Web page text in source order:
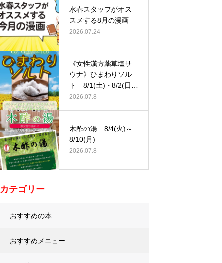
水春スタッフがオス
スメする8月の漫画
2026.07.24
《女性漢方薬草塩サ
ウナ》ひまわりソル
ト 8/1(土)・8/2(日)
…
2026.07.8
木酢の湯 8/4(火)～
8/10(月)
2026.07.8
カテゴリー
おすすめの本
おすすめメニュー